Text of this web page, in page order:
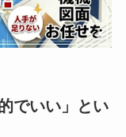
でいい」とい